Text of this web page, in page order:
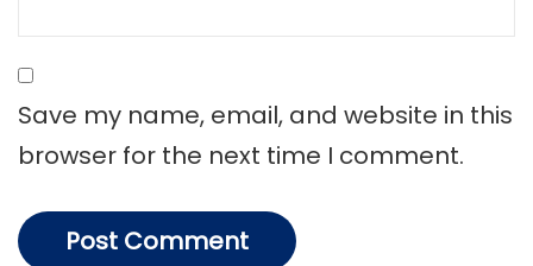
Save my name, email, and website in this
browser for the next time I comment.